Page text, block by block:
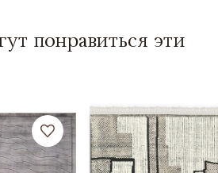
понравиться эти